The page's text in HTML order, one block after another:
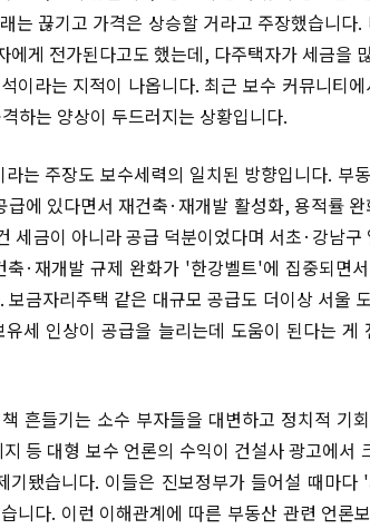
는 끊기고 가격은 상승할 거라고 주장했습니다.
에게 전가된다고도 했는데, 다주택자가 세금을
이라는 지적이 나옵니다. 최근 보수 커뮤니티
하는 양상이 두드러지는 상황입니다.
는 주장도 보수세력의 일치된 방향입니다. 부
에 있다면서 재건축·재개발 활성화, 용적률
세금이 아니라 공급 덕분이었다며 서초·강남구
·재개발 규제 완화가 '한강벨트'에 집중되면
금자리주택 같은 대규모 공급도 더이상 서울
세 인상이 공급을 늘리는데 도움이 된다는 게
흔들기는 소수 부자들을 대변하고 정치적 기
등 대형 보수 언론의 수익이 건설사 광고에서
기됐습니다. 이들은 진보정부가 들어설 때마
니다. 이런 이해관계에 따른 부동산 관련 언론